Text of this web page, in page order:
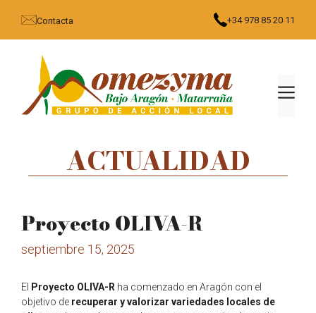
Contacta +34 978 85 20 11
ACTUALIDAD
Proyecto OLIVA-R
septiembre 15, 2025
El Proyecto OLIVA-R ha comenzado en Aragón con el
objetivo de recuperar y valorizar variedades locales de